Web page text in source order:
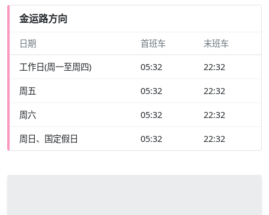
金运路方向
日期 首班车 末班车
工作日(周一至周四) 05:32 22:32
周五 05:32 22:32
周六 05:32 22:32
周日、国定假日 05:32 22:32